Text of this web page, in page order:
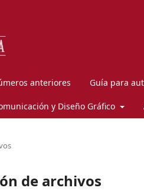
anteriores Guía para
y Diseño Gráfico
de archivos